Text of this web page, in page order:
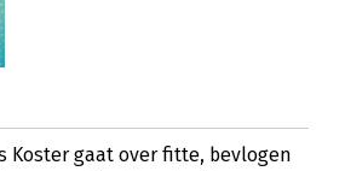
Koster gaat over fitte, bevlogen